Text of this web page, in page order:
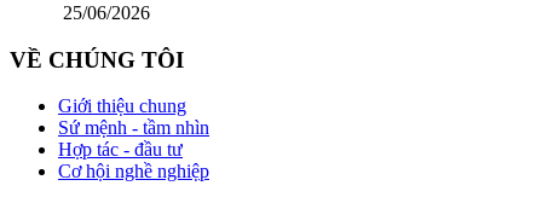
25/06/2026
VỀ CHÚNG TÔI
Giới thiệu chung
Sứ mệnh - tầm nhìn
Hợp tác - đầu tư
Cơ hội nghề nghiệp